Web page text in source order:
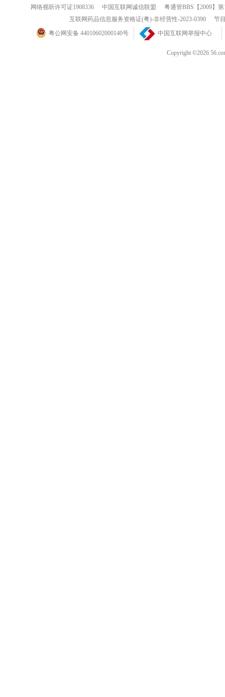
网络视听许可证1908336 中国互联网诚信联盟
粤通管BBS【2009】
互联网药品信息服务资格证(粤)-非经营性-2023-0390
节
粤公网安备 44010602000140号
中国互联网举报中心
Copyright ©2026